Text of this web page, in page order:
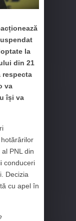
la
din 21
respecta
va
își va
PNL din
conduceri
Decizia
cu apel în